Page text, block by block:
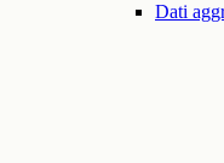
Dati